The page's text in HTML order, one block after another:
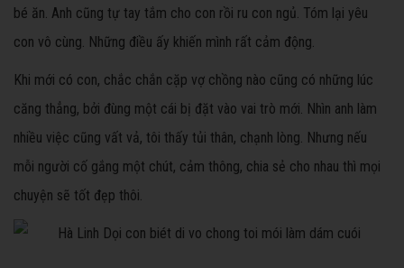
bé ăn. Anh cũng tự tay tắm cho con rồi ru con ngủ. Tóm lại yêu
con vô cùng. Những điều ấy khiến mình rất cảm động.
Khi mới có con, chắc chắn cặp vợ chồng nào cũng có những lúc
căng thẳng, bởi đùng một cái bị đặt vào vai trò mới. Nhìn anh làm
nhiều việc cũng vất vả, tôi thấy tủi thân, chạnh lòng. Nhưng nếu
mỗi người cố gắng một chút, cảm thông, chia sẻ cho nhau thì mọi
chuyện sẽ tốt đẹp thôi.